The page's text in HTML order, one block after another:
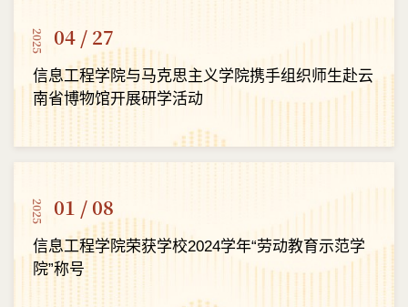
2025 04 / 27
信息工程学院与马克思主义学院携手组织师生赴云
南省博物馆开展研学活动
2025 01 / 08
信息工程学院荣获学校2024学年“劳动教育示范学
院”称号